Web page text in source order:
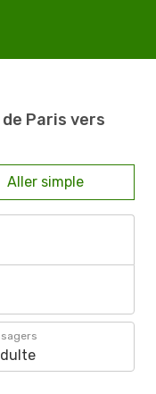
Paris vers
Aller simple